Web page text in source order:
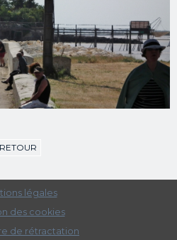
RETOUR
légales
des cookies
de rétractation